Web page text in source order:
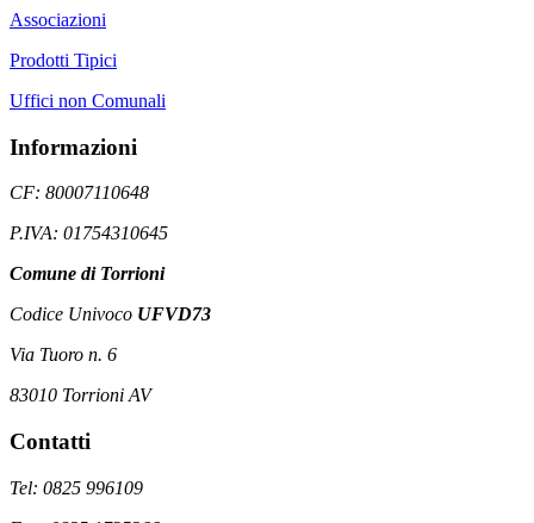
Associazioni
Prodotti Tipici
Uffici non Comunali
Informazioni
CF: 80007110648
P.IVA: 01754310645
Comune di Torrioni
Codice Univoco UFVD73
Via Tuoro n. 6
83010 Torrioni AV
Contatti
Tel: 0825 996109